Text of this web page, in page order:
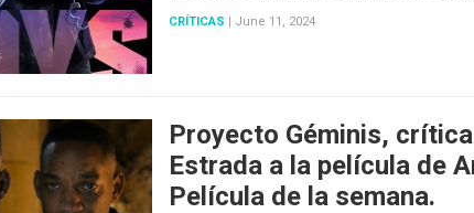
CRÍTICAS | June 11, 2024
Proyecto Géminis,
Estrada a la película de
Película de la semana.